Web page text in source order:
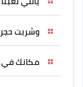
وشربت
مكانك في